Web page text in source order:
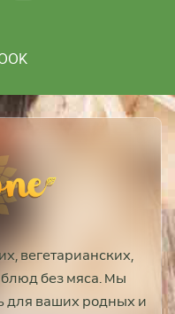
вегетарианских,
без мяса. Мы
для ваших родных и